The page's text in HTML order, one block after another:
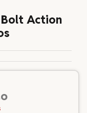
Action